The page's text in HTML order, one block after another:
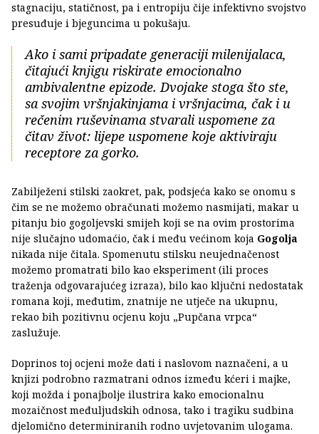
stagnaciju, statičnost, pa i entropiju čije infektivno svojstvo
presuđuje i bjeguncima u pokušaju.
Ako i sami pripadate generaciji milenijalaca,
čitajući knjigu riskirate emocionalno
ambivalentne epizode. Dvojake stoga što ste,
sa svojim vršnjakinjama i vršnjacima, čak i u
rečenim ruševinama stvarali uspomene za
čitav život: lijepe uspomene koje aktiviraju
receptore za gorko.
Zabilježeni stilski zaokret, pak, podsjeća kako se onomu s
čim se ne možemo obračunati možemo nasmijati, makar u
pitanju bio gogoljevski smijeh koji se na ovim prostorima
nije slučajno udomaćio, čak i među većinom koja Gogolja
nikada nije čitala. Spomenutu stilsku neujednačenost
možemo promatrati bilo kao eksperiment (ili proces
traženja odgovarajućeg izraza), bilo kao ključni nedostatak
romana koji, međutim, znatnije ne utječe na ukupnu,
rekao bih pozitivnu ocjenu koju „Pupčana vrpca“
zaslužuje.
Doprinos toj ocjeni može dati i naslovom naznačeni, a u
knjizi podrobno razmatrani odnos između kćeri i majke,
koji možda i ponajbolje ilustrira kako emocionalnu
mozaičnost međuljudskih odnosa, tako i tragiku sudbina
djelomično determiniranih rodno uvjetovanim ulogama.